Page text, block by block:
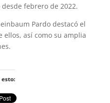
febrero de 2022.
Pardo destacó el
ellos, así como su amplia